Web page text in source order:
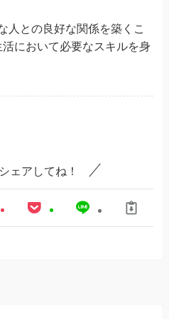
人との良好な関係を築くこ
において必要なスキルを身
ェアしてね！